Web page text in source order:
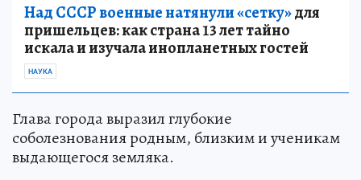
Над СССР военные натянули «сетку»для
пришельцев: как страна 13 лет тайно
искала и изучала инопланетных гостей
НАУКА
Глава города выразил глубокие
соболезнования родным, близким и ученикам
выдающегося земляка.